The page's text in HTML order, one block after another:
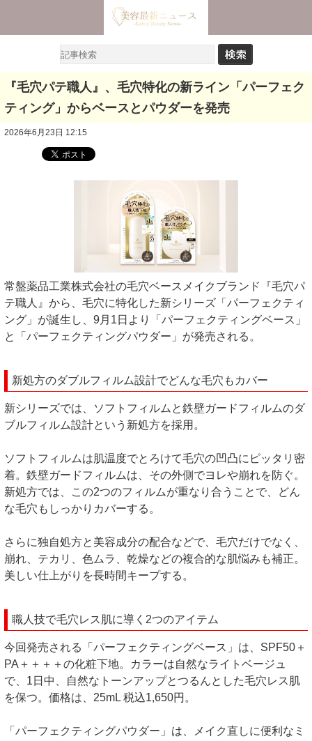
『毛穴パテ職人』、毛穴特化の新ライン「パーフェク
ティング」からベースとパウダーを発売
2026年6月23日 12:15
常盤薬品工業株式会社の毛穴ベースメイクブランド『毛穴パ
テ職人』から、毛穴に特化した新シリーズ「パーフェクティ
ング」が誕生し、9月1日より「パーフェクティングベース」
と「パーフェクティングパウダー」が発売される。
新処方のダブルフィルム設計でどんな毛穴もカバー
新シリーズでは、ソフトフィルムと鉄壁ガードフィルムのダ
ブルフィルム設計という新処方を採用。
ソフトフィルムは肌温度でとろけて毛穴の凹凸にピッタリ密
着。鉄壁ガードフィルムは、その外側でヨレや崩れを防ぐ。
新処方では、この2つのフィルムが重なり合うことで、どん
な毛穴もしっかりカバーする。
さらに独自処方と美容成分の配合などで、毛穴だけでなく、
崩れ、テカリ、色ムラ、乾燥などの複合的な肌悩みも補正。
美しい仕上がりを長時間キープする。
職人技で毛穴レス肌に導く2つのアイテム
今回発売される「パーフェクティングベース」は、SPF50＋
PA＋＋＋＋の化粧下地。カラーは自然なライトベージュ
で、1日中、自然なトーンアップとつるんとした毛穴レス肌
を保つ。価格は、25mL 税込1,650円。
「パーフェクティングパウダー」は、メイク直しに便利なミ